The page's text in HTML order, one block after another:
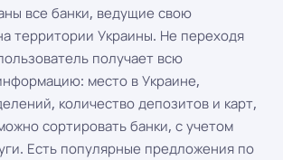
все банки, ведущие свою
территории Украины. Не переходя
получает всю
место в Украине,
количество депозитов и карт,
сортировать банки, с учетом
Есть популярные предложения по